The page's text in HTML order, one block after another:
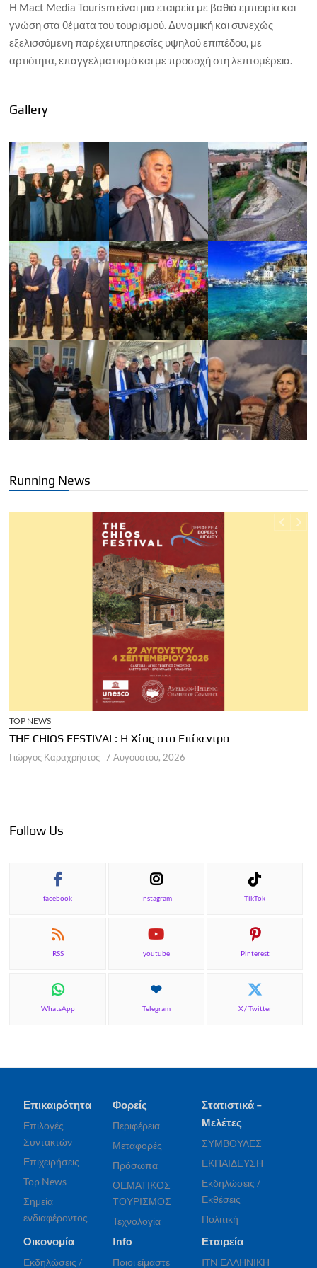
Η Mact Media Tourism είναι μια εταιρεία με βαθιά εμπειρία και
γνώση στα θέματα του τουρισμού. Δυναμική και συνεχώς
εξελισσόμενη παρέχει υπηρεσίες υψηλού επιπέδου, με
αρτιότητα, επαγγελματισμό και με προσοχή στη λεπτομέρεια.
Gallery
Running News
TOP NEWS
THE CHIOS FESTIVAL: Η Χίος στο Επίκεντρο
Γιώργος Καραχρήστος 7 Αυγούστου, 2026
Follow Us
facebook Instagram TikTok
RSS youtube Pinterest
WhatsApp Telegram X / Twitter
Επικαιρότητα
Επιλογές
Συντακτών
Επιχειρήσεις
Top News
Σημεία
ενδιαφέροντος
Φορείς
Περιφέρεια
Μεταφορές
Πρόσωπα
ΘΕΜΑΤΙΚΟΣ
ΤΟΥΡΙΣΜΟΣ
Τεχνολογία
Στατιστικά –
Μελέτες
ΣΥΜΒΟΥΛΕΣ
ΕΚΠΑΙΔΕΥΣΗ
Εκδηλώσεις /
Εκθέσεις
Πολιτική
Οικονομία
Εκδηλώσεις /
Info
Ποιοι είμαστε
Εταιρεία
ITN ΕΛΛΗΝΙΚΗ